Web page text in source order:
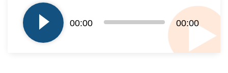
plików
dźwiękowych
00:00 00:00